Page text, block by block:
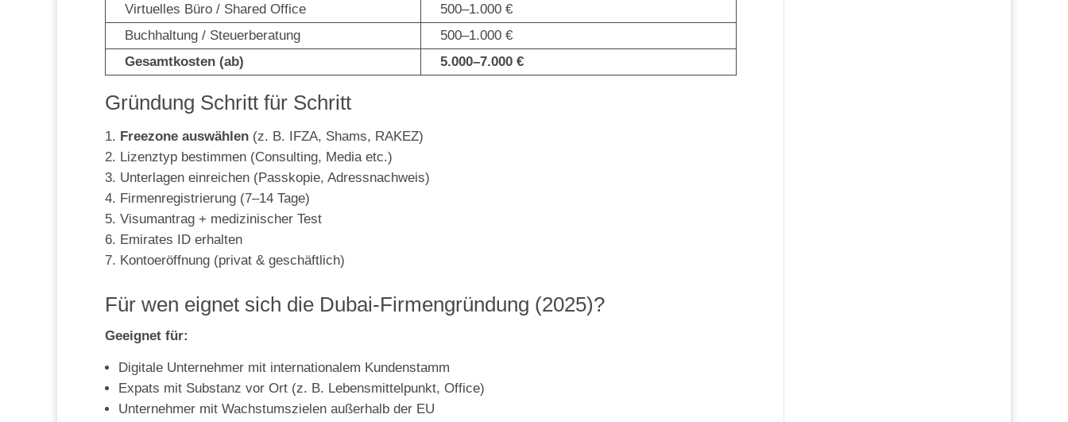
Virtuelles Büro / Shared Office
500–1.000 €
Buchhaltung / Steuerberatung
500–1.000 €
Gesamtkosten (ab)
5.000–7.000 €
Gründung Schritt für Schritt
Freezone auswählen (z. B. IFZA, Shams, RAKEZ)
Lizenztyp bestimmen (Consulting, Media etc.)
Unterlagen einreichen (Passkopie, Adressnachweis)
Firmenregistrierung (7–14 Tage)
Visumantrag + medizinischer Test
Emirates ID erhalten
Kontoeröffnung (privat & geschäftlich)
Für wen eignet sich die Dubai-Firmengründung (2025)?
Geeignet für:
Digitale Unternehmer mit internationalem Kundenstamm
Expats mit Substanz vor Ort (z. B. Lebensmittelpunkt, Office)
Unternehmer mit Wachstumszielen außerhalb der EU